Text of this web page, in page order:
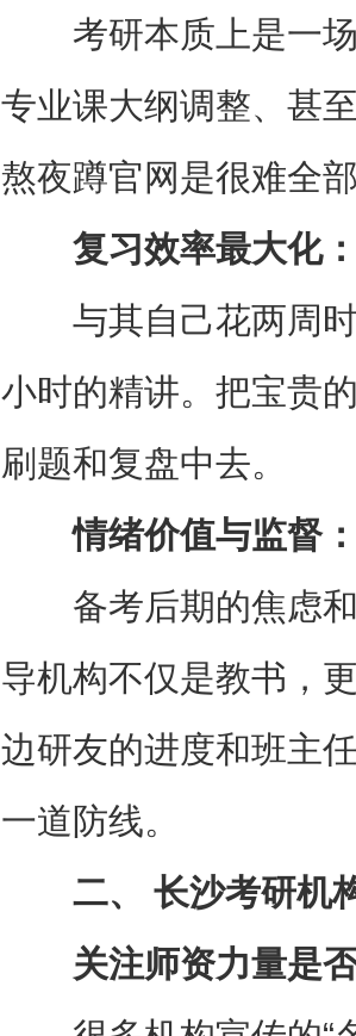
考研本质上是一
专业课大纲调整、甚
熬夜蹲官网是很难全部
复习效率最大化：
与其自己花两周
小时的精讲。把宝贵
刷题和复盘中去。
情绪价值与监督：
备考后期的焦虑
导机构不仅是教书，
边研友的进度和班主
一道防线。
二、 长沙考研机
关注师资力量是